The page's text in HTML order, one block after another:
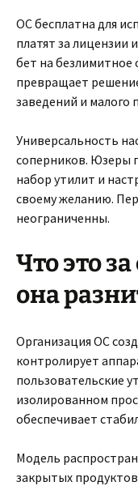
ОС бесплатна для
платят за лицензии
бет на безлимитное
превращает
заведений и малого
Универсальность
соперников. Юзеры
набор утилит и
своему желанию.
неограниченны.
Что это
она
Организация ОС
контролирует
пользовательские
изолированном
обеспечивает
Модель
закрытых